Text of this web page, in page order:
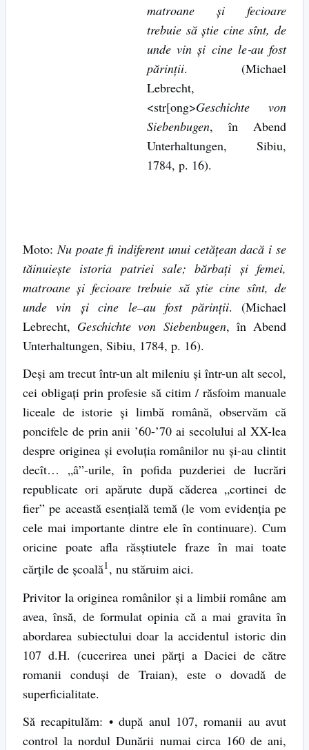
matroane şi fecioare
trebuie să ştie cine sînt, de
unde vin şi cine le‑au fost
părinţii. (Michael
Lebrecht,
<str[ong>Geschichte von
Siebenbugen, în Abend
Unterhaltungen, Sibiu,
1784, p. 16).
Moto: Nu poate fi indiferent unui cetăţean dacă i se
tăinuieşte istoria patriei sale; bărbaţi şi femei,
matroane şi fecioare trebuie să ştie cine sînt, de
unde vin şi cine le–au fost părinţii. (Michael
Lebrecht, Geschichte von Siebenbugen, în Abend
Unterhaltungen, Sibiu, 1784, p. 16).
Deşi am trecut într-un alt mileniu şi într-un alt secol,
cei obligaţi prin profesie să citim / răsfoim manuale
liceale de istorie şi limbă română, observăm că
poncifele de prin anii ’60-’70 ai secolului al XX-lea
despre originea şi evoluţia românilor nu şi-au clintit
decît… „â”-urile, în pofida puzderiei de lucrări
republicate ori apărute după căderea „cortinei de
fier” pe această esenţială temă (le vom evidenţia pe
cele mai importante dintre ele în continuare). Cum
oricine poate afla răsştiutele fraze în mai toate
cărţile de şcoală1, nu stăruim aici.
Privitor la originea românilor şi a limbii române am
avea, însă, de formulat opinia că a mai gravita în
abordarea subiectului doar la accidentul istoric din
107 d.H. (cucerirea unei părţi a Daciei de către
romanii conduşi de Traian), este o dovadă de
superficialitate.
Să recapitulăm: • după anul 107, romanii au avut
control la nordul Dunării numai circa 160 de ani,